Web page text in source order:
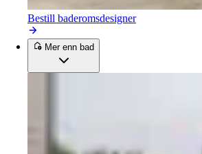
Bestill baderomsdesigner
Mer enn bad